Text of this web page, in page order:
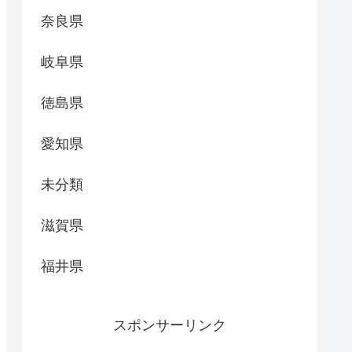
奈良県
岐阜県
徳島県
愛知県
未分類
滋賀県
福井県
スポンサーリンク